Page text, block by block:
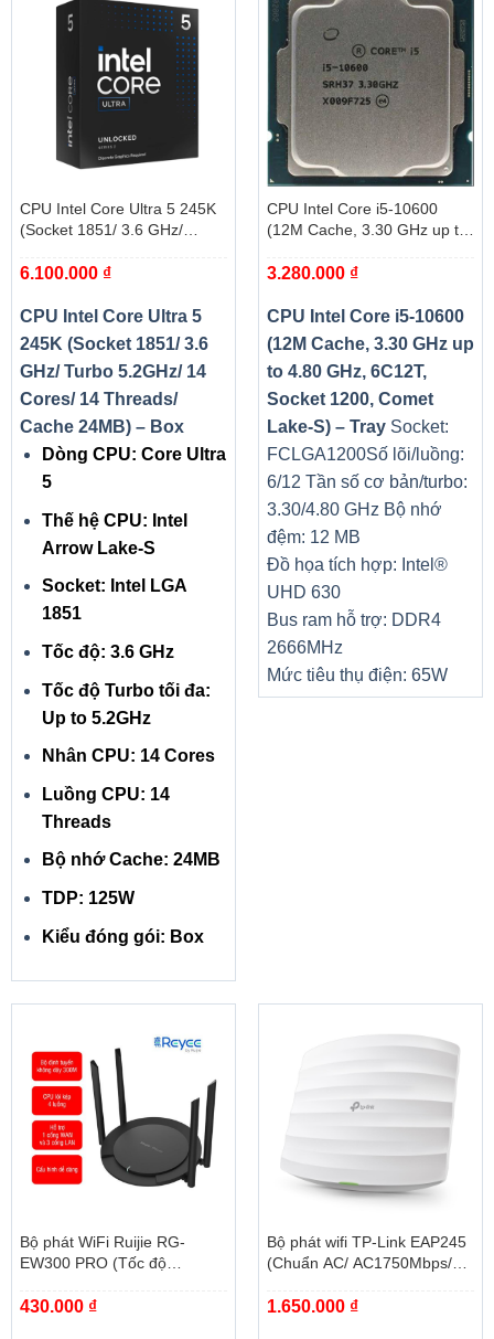
CPU Intel Core Ultra 5 245K
(Socket 1851/ 3.6 GHz/
Threads/ Cache 24MB) – Box
6.100.000 ₫
CPU Intel Core Ultra 5
245K (Socket 1851/ 3.6
GHz/ Turbo 5.2GHz/ 14
Cores/ 14 Threads/
Cache 24MB) – Box
Dòng CPU: Core Ultra
5
Thế hệ CPU: Intel
Arrow Lake-S
Socket: Intel LGA
1851
Tốc độ: 3.6 GHz
Tốc độ Turbo tối đa:
Up to 5.2GHz
Nhân CPU: 14 Cores
Luồng CPU: 14
Threads
Bộ nhớ Cache: 24MB
TDP: 125W
Kiểu đóng gói: Box
CPU Intel Core i5-10600
(12M Cache, 3.30 GHz up to
1200, Comet Lake-S) – Tray
3.280.000 ₫
CPU Intel Core i5-10600
(12M Cache, 3.30 GHz up
to 4.80 GHz, 6C12T,
Socket 1200, Comet
Lake-S) – Tray Socket:
FCLGA1200Số lõi/luồng:
6/12 Tần số cơ bản/turbo:
3.30/4.80 GHz Bộ nhớ
đệm: 12 MB
Đồ họa tích hợp: Intel®
UHD 630
Bus ram hỗ trợ: DDR4
2666MHz
Mức tiêu thụ điện: 65W
Bộ phát WiFi Ruijie RG-
EW300 PRO (Tốc độ
430.000 ₫
Bộ phát wifi TP-Link EAP245
(Chuẩn AC/ AC1750Mbps/
45User/ Gắn trần/tường)
1.650.000 ₫